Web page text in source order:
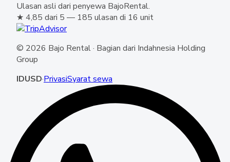
Ulasan asli dari penyewa BajoRental.
★ 4,85 dari 5 — 185 ulasan di 16 unit
© 2026 Bajo Rental · Bagian dari Indahnesia Holding
Group
IDUSD·PrivasiSyarat sewa